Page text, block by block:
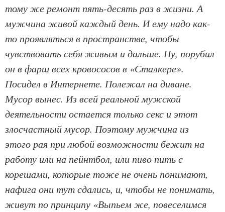
тому же ремонт пять-десять раз в жизни. А
мужчина живой каждый день. И ему надо как-
то проявляться в пространстве, чтобы
чувствовать себя живым и дальше. Ну, порубил
он в фарш всех кровососов в «Сталкере».
Посидел в Интернете. Полежал на диване.
Мусор вынес. Из всей реальной мужской
деятельности остается только секс и этот
злосчастный мусор. Поэтому мужчина из
этого рая при любой возможности бежит на
работу или на пейнтбол, или пиво пить с
корешами, которые тоже не очень понимают,
нафига они тут сдались, и, чтобы не понимать,
живут по принципу «Выпьем же, повеселимся